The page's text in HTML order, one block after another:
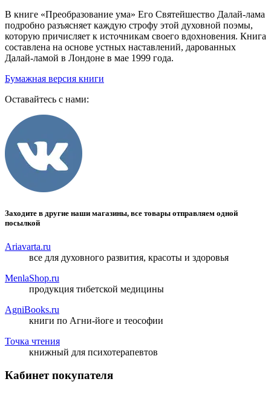
В книге «Преобразование ума» Его Святейшество Далай-лама
подробно разъясняет каждую строфу этой духовной поэмы,
которую причисляет к источникам своего вдохновения. Книга
составлена на основе устных наставлений, дарованных
Далай-ламой в Лондоне в мае 1999 года.
Бумажная версия книги
Оставайтесь с нами:
Заходите в другие наши магазины, все товары отправляем одной
посылкой
Ariavarta.ru
все для духовного развития, красоты и здоровья
MenlaShop.ru
продукция тибетской медицины
AgniBooks.ru
книги по Агни-йоге и теософии
Точка чтения
книжный для психотерапевтов
Кабинет покупателя